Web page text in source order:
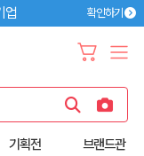
업 확인하기
기획전 브랜드관